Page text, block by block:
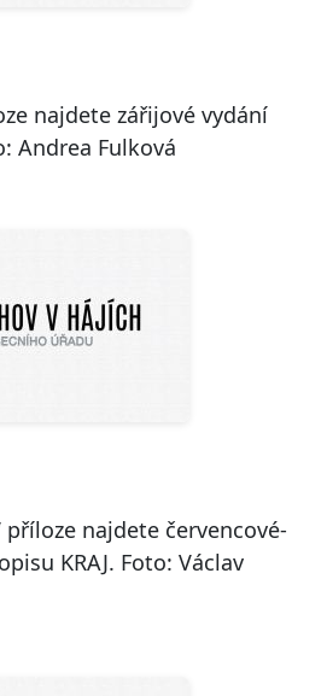
najdete zářijové vydání
Andrea Fulková
najdete červencové-
KRAJ. Foto: Václav